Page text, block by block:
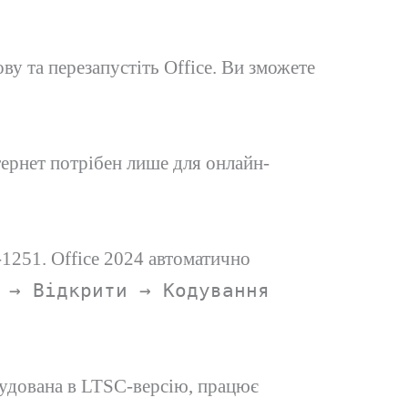
та перезапустіть Office. Ви зможете
потрібен лише для онлайн-
Office 2024 автоматично
→ Відкрити → Кодування
в LTSC-версію, працює